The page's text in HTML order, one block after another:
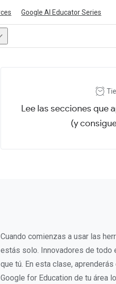
Google AI Educator Series
Lee las secciones que
(y
Cuando comienzas a usar las
estás solo. Innovadores de todo
que tú. En esta clase,
Google for Education de tu área